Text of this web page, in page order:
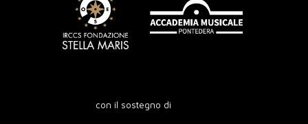
con il sostegno di